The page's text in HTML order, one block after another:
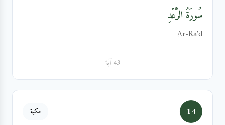
سُورَةُ الرَّعۡدِ
Ar-Ra'd
43 آية
14 مكية